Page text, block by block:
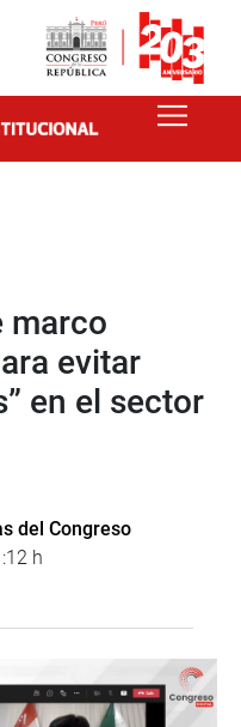
marco
evitar
en el sector
del Congreso
h